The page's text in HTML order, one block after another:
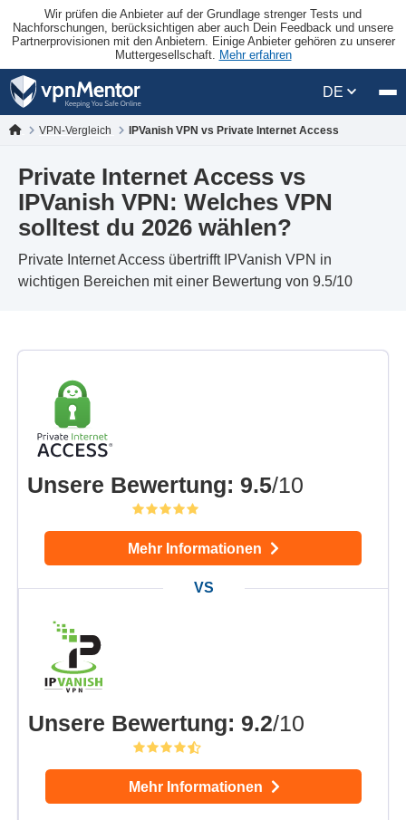
Wir prüfen die Anbieter auf der Grundlage strenger Tests und
Nachforschungen, berücksichtigen aber auch Dein Feedback und unsere
Partnerprovisionen mit den Anbietern. Einige Anbieter gehören zu unserer
Muttergesellschaft. Mehr erfahren
DE
VPN-Vergleich IPVanish VPN vs Private Internet Access
Private Internet Access vs
IPVanish VPN: Welches VPN
solltest du 2026 wählen?
Private Internet Access übertrifft IPVanish VPN in
wichtigen Bereichen mit einer Bewertung von 9.5/10
Unsere Bewertung: 9.5/10
Mehr Informationen
Unsere Bewertung: 9.2/10
Mehr Informationen